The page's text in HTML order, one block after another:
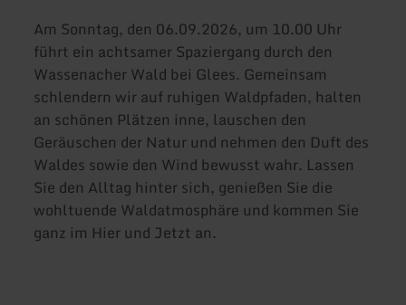
Am Sonntag, den 06.09.2026, um 10.00 Uhr
führt ein achtsamer Spaziergang durch den
Wassenacher Wald bei Glees. Gemeinsam
schlendern wir auf ruhigen Waldpfaden, halten
an schönen Plätzen inne, lauschen den
Geräuschen der Natur und nehmen den Duft des
Waldes sowie den Wind bewusst wahr. Lassen
Sie den Alltag hinter sich, genießen Sie die
wohltuende Waldatmosphäre und kommen Sie
ganz im Hier und Jetzt an.